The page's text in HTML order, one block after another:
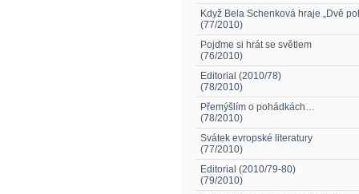
Když Bela Schenková hraje „Dvě
(77/2010)
Pojďme si hrát se světlem
(76/2010)
Editorial (2010/78)
(78/2010)
Přemýšlím o pohádkách…
(78/2010)
Svátek evropské literatury
(77/2010)
Editorial (2010/79-80)
(79/2010)